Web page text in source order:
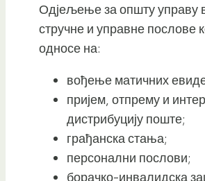
Одјељење за општу управу
стручне и управне послове
односе на:
вођење матичних
пријем, отпрему и
дистрибуцију поште;
грађанска стања;
персонални послови;
борачко-инвалидска